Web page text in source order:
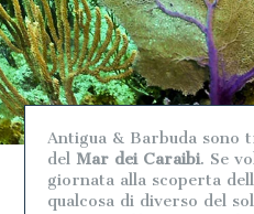
Antigua & Barbuda sono
del Mar dei Caraibi. Se
giornata alla scoperta
qualcosa di diverso del